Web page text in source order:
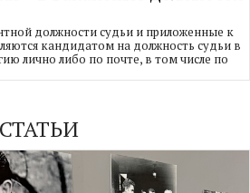
должности судьи и приложенные к
кандидатом на должность судьи в
лично либо по почте, в том числе по